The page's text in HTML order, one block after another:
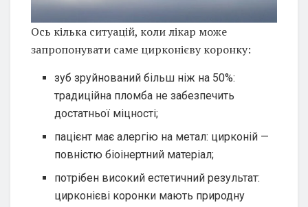
Ось кілька ситуацій, коли лікар може
запропонувати саме цирконієву коронку:
зуб зруйнований більш ніж на 50%:
традиційна пломба не забезпечить
достатньої міцності;
пацієнт має алергію на метал: цирконій —
повністю біоінертний матеріал;
потрібен високий естетичний результат:
цирконієві коронки мають природну